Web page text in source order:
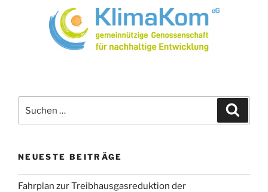
nach:
NEUESTE BEITRÄGE
Fahrplan zur Treibhausgasreduktion der